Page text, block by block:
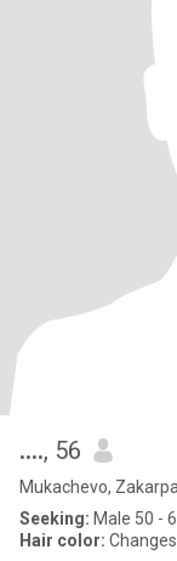
…., 56
Mukachevo,
Seeking: Male 50 -
Hair color: